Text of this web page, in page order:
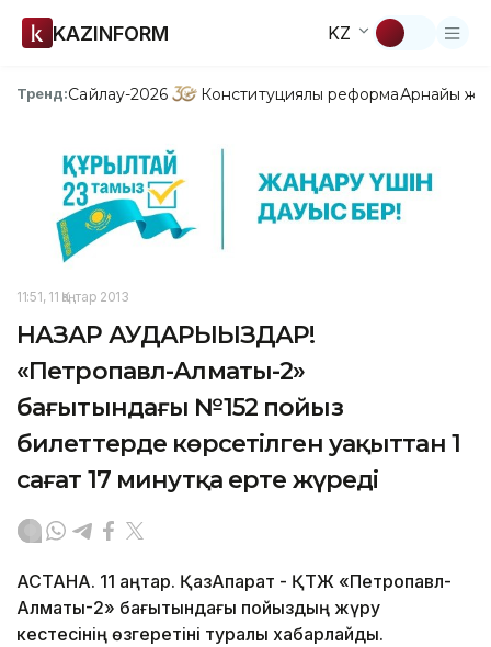
KAZINFORM KZ
Тренд:Сайлау-2026 Конституциялық реформаАрнайы
11:51, 11 Қаңтар 2013
НАЗАР АУДАРЫҢЫЗДАР!
«Петропавл-Алматы-2»
бағытындағы №152 пойыз
билеттерде көрсетілген уақыттан 1
сағат 17 минутқа ерте жүреді
АСТАНА. 11 қаңтар. ҚазАқпарат - ҚТЖ «Петропавл-
Алматы-2» бағытындағы пойыздың жүру
кестесінің өзгеретіні туралы хабарлайды.